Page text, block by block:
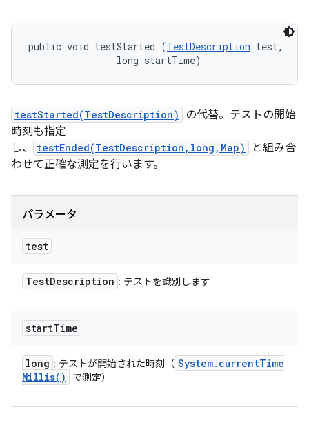
public void testStarted (TestDescription test,
                long startTime)
testStarted(TestDescription)
の代替。テストの開始
時刻も指定
し、
testEnded(TestDescription,long,Map)
と組み合
わせて正確な測定を行います。
パラメータ
test
TestDescription : テストを識別します
startTime
long : テストが開始された時刻（ System. currentTime
Millis( ) で測定）